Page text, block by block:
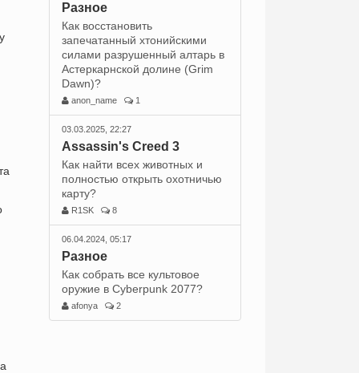
Разное
Как восстановить
запечатанный хтонийскими
силами разрушенный алтарь в
Астеркарнской долине (Grim
Dawn)?
anon_name 1
03.03.2025, 22:27
Assassin's Creed 3
Как найти всех животных и
полностью открыть охотничью
карту?
R1SK 8
06.04.2024, 05:17
Разное
Как собрать все культовое
оружие в Cyberpunk 2077?
afonya 2